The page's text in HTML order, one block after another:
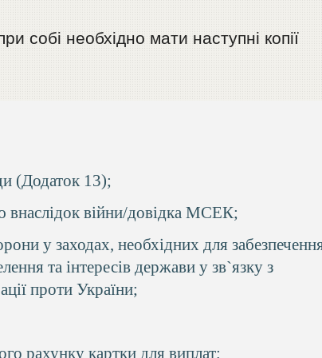
собі необхідно мати наступні копії
(Додаток 13);
внаслідок війни/довідка МСЕК;
у заходах, необхідних для
та інтересів держави у зв`язку з
проти України;
рахунку картки для виплат;